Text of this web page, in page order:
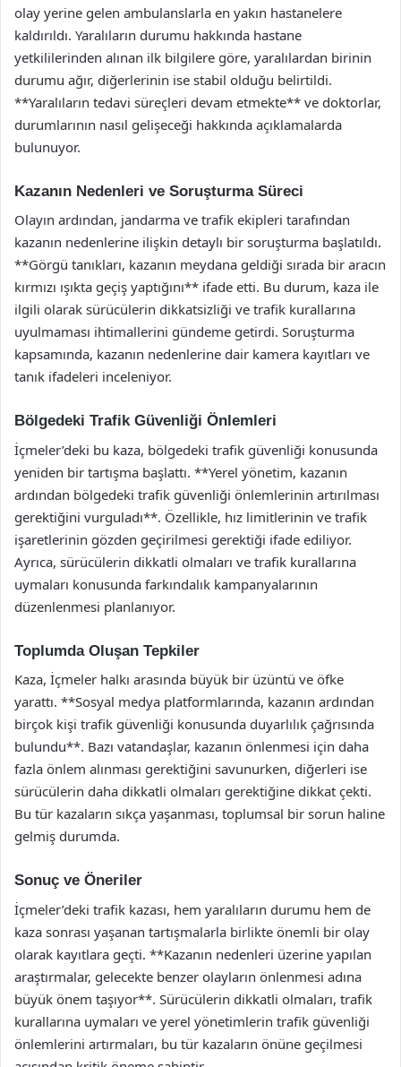
olay yerine gelen ambulanslarla en yakın hastanelere
kaldırıldı. Yaralıların durumu hakkında hastane
yetkililerinden alınan ilk bilgilere göre, yaralılardan birinin
durumu ağır, diğerlerinin ise stabil olduğu belirtildi.
**Yaralıların tedavi süreçleri devam etmekte** ve doktorlar,
durumlarının nasıl gelişeceği hakkında açıklamalarda
bulunuyor.
Kazanın Nedenleri ve Soruşturma Süreci
Olayın ardından, jandarma ve trafik ekipleri tarafından
kazanın nedenlerine ilişkin detaylı bir soruşturma başlatıldı.
**Görgü tanıkları, kazanın meydana geldiği sırada bir aracın
kırmızı ışıkta geçiş yaptığını** ifade etti. Bu durum, kaza ile
ilgili olarak sürücülerin dikkatsizliği ve trafik kurallarına
uyulmaması ihtimallerini gündeme getirdi. Soruşturma
kapsamında, kazanın nedenlerine dair kamera kayıtları ve
tanık ifadeleri inceleniyor.
Bölgedeki Trafik Güvenliği Önlemleri
İçmeler’deki bu kaza, bölgedeki trafik güvenliği konusunda
yeniden bir tartışma başlattı. **Yerel yönetim, kazanın
ardından bölgedeki trafik güvenliği önlemlerinin artırılması
gerektiğini vurguladı**. Özellikle, hız limitlerinin ve trafik
işaretlerinin gözden geçirilmesi gerektiği ifade ediliyor.
Ayrıca, sürücülerin dikkatli olmaları ve trafik kurallarına
uymaları konusunda farkındalık kampanyalarının
düzenlenmesi planlanıyor.
Toplumda Oluşan Tepkiler
Kaza, İçmeler halkı arasında büyük bir üzüntü ve öfke
yarattı. **Sosyal medya platformlarında, kazanın ardından
birçok kişi trafik güvenliği konusunda duyarlılık çağrısında
bulundu**. Bazı vatandaşlar, kazanın önlenmesi için daha
fazla önlem alınması gerektiğini savunurken, diğerleri ise
sürücülerin daha dikkatli olmaları gerektiğine dikkat çekti.
Bu tür kazaların sıkça yaşanması, toplumsal bir sorun haline
gelmiş durumda.
Sonuç ve Öneriler
İçmeler’deki trafik kazası, hem yaralıların durumu hem de
kaza sonrası yaşanan tartışmalarla birlikte önemli bir olay
olarak kayıtlara geçti. **Kazanın nedenleri üzerine yapılan
araştırmalar, gelecekte benzer olayların önlenmesi adına
büyük önem taşıyor**. Sürücülerin dikkatli olmaları, trafik
kurallarına uymaları ve yerel yönetimlerin trafik güvenliği
önlemlerini artırmaları, bu tür kazaların önüne geçilmesi